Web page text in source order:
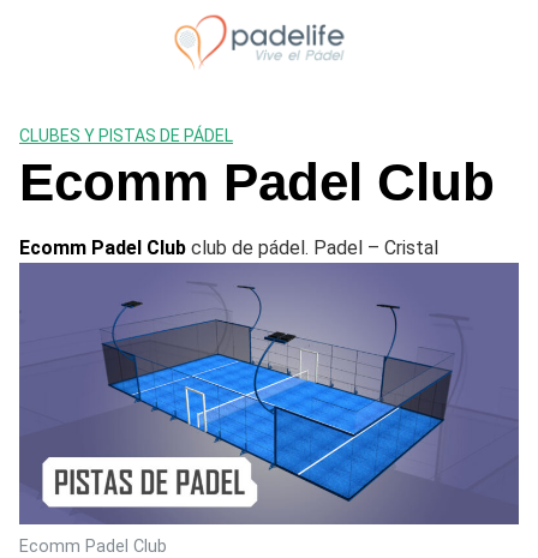
CLUBES Y PISTAS DE PÁDEL
Ecomm Padel Club
Ecomm Padel Club club de pádel. Padel – Cristal
Ecomm Padel Club